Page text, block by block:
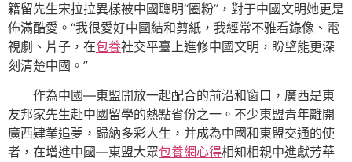
籍留先生宋拉拉異樣被中國聰明“圈粉”，對于中國文明她更是
佈滿酷愛。“我很愛好中國結和剪紙，我經常不雅看錄像、電
視劇、片子，在包養社交平臺上進修中國文明，盼望能更深
刻清楚中國。”
作為中國—東盟開放一起配合的前沿和窗口，廣西是東
友邦家先生赴中國留學的熱點省份之一。不少東盟青年離開
廣西肄業追夢，歸納多彩人生，并成為中國和東盟交通的使
者，在增進中國—東盟大眾包養網心得相知相親中進獻芳華